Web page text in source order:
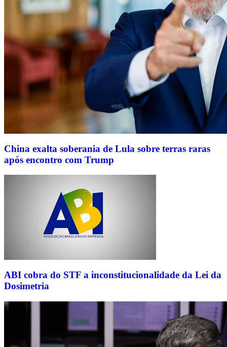
China exalta soberania de Lula sobre terras raras
após encontro com Trump
ABI cobra do STF a inconstitucionalidade da Lei da
Dosimetria